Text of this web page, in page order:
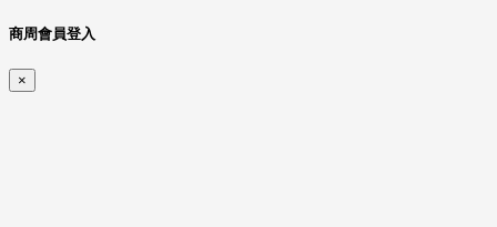
商周會員登入
×